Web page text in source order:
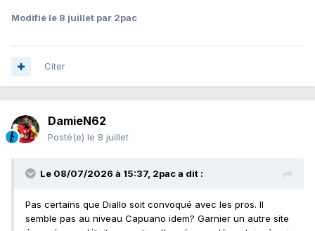
Modifié le 8 juillet par 2pac
Citer
DamieN62
Posté(e) le 8 juillet
Le 08/07/2026 à 15:37, 2paca dit :
Pas certains que Diallo soit convoqué avec les pros. Il
semble pas au niveau Capuano idem? Garnier un autre site